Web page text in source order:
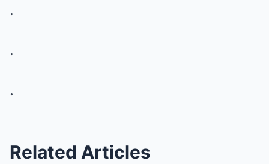
.
.
.
Related Articles